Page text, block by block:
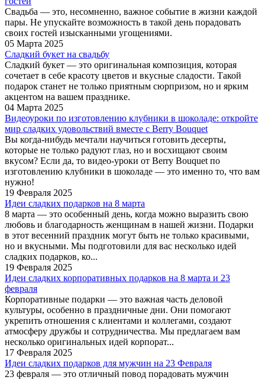
Свадьба — это, несомненно, важное событие в жизни каждой
пары. Не упускайте возможность в такой день порадовать
своих гостей изысканными угощениями.
05 Марта 2025
Сладкий букет на свадьбу
Сладкий букет — это оригинальная композиция, которая
сочетает в себе красоту цветов и вкусные сладости. Такой
подарок станет не только приятным сюрпризом, но и ярким
акцентом на вашем празднике.
04 Марта 2025
Видеоуроки по изготовлению клубники в шоколаде: откройте
мир сладких удовольствий вместе с Berry Bouquet
Вы когда-нибудь мечтали научиться готовить десерты,
которые не только радуют глаз, но и восхищают своим
вкусом? Если да, то видео-уроки от Berry Bouquet по
изготовлению клубники в шоколаде — это именно то, что вам
нужно!
19 Февраля 2025
Идеи сладких подарков на 8 марта
8 марта — это особенный день, когда можно выразить свою
любовь и благодарность женщинам в нашей жизни. Подарки
в этот весенний праздник могут быть не только красивыми,
но и вкусными. Мы подготовили для вас несколько идей
сладких подарков, ко...
19 Февраля 2025
Идеи сладких корпоративных подарков на 8 марта и 23
февраля
Корпоративные подарки — это важная часть деловой
культуры, особенно в праздничные дни. Они помогают
укрепить отношения с клиентами и коллегами, создают
атмосферу дружбы и сотрудничества. Мы предлагаем вам
несколько оригинальных идей корпорат...
17 Февраля 2025
Идеи сладких подарков для мужчин на 23 Февраля
23 февраля — это отличный повод порадовать мужчин